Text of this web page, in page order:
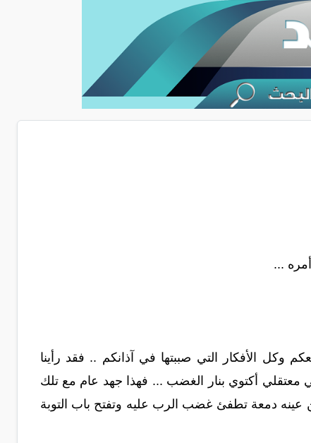
...
الأفكار التي صببتها في آذانكم .. فقد رأينا
معتقلي أكتوي بنار الغضب ... فهذا جهد عام مع تلك
عينه دمعة تطفئ غضب الرب عليه وتفتح باب التوبة